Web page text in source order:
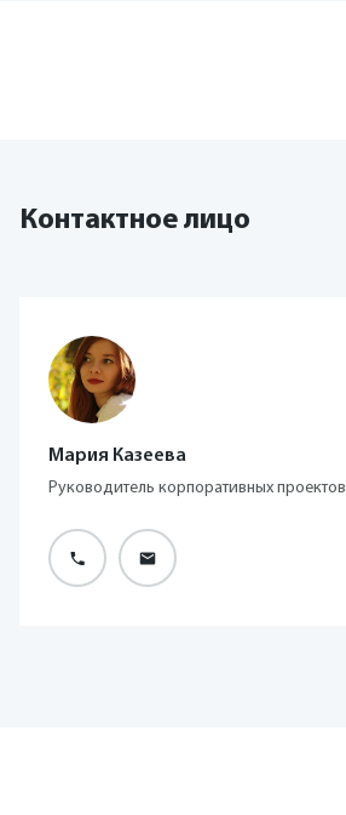
Контактное лицо
Мария Казеева
Руководитель корпоративных проектов